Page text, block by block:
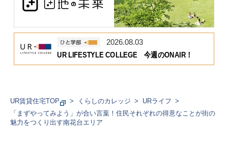
2026.08.03
UR LIFESTYLE COLLEGE 今週のONAIR！
UR賃貸住宅TOP くらしのカレッジ
URライフ
「まずやってみよう」が合い言葉！住民それぞれの得意なことが街の
魅力をつくり出す南花台エリア